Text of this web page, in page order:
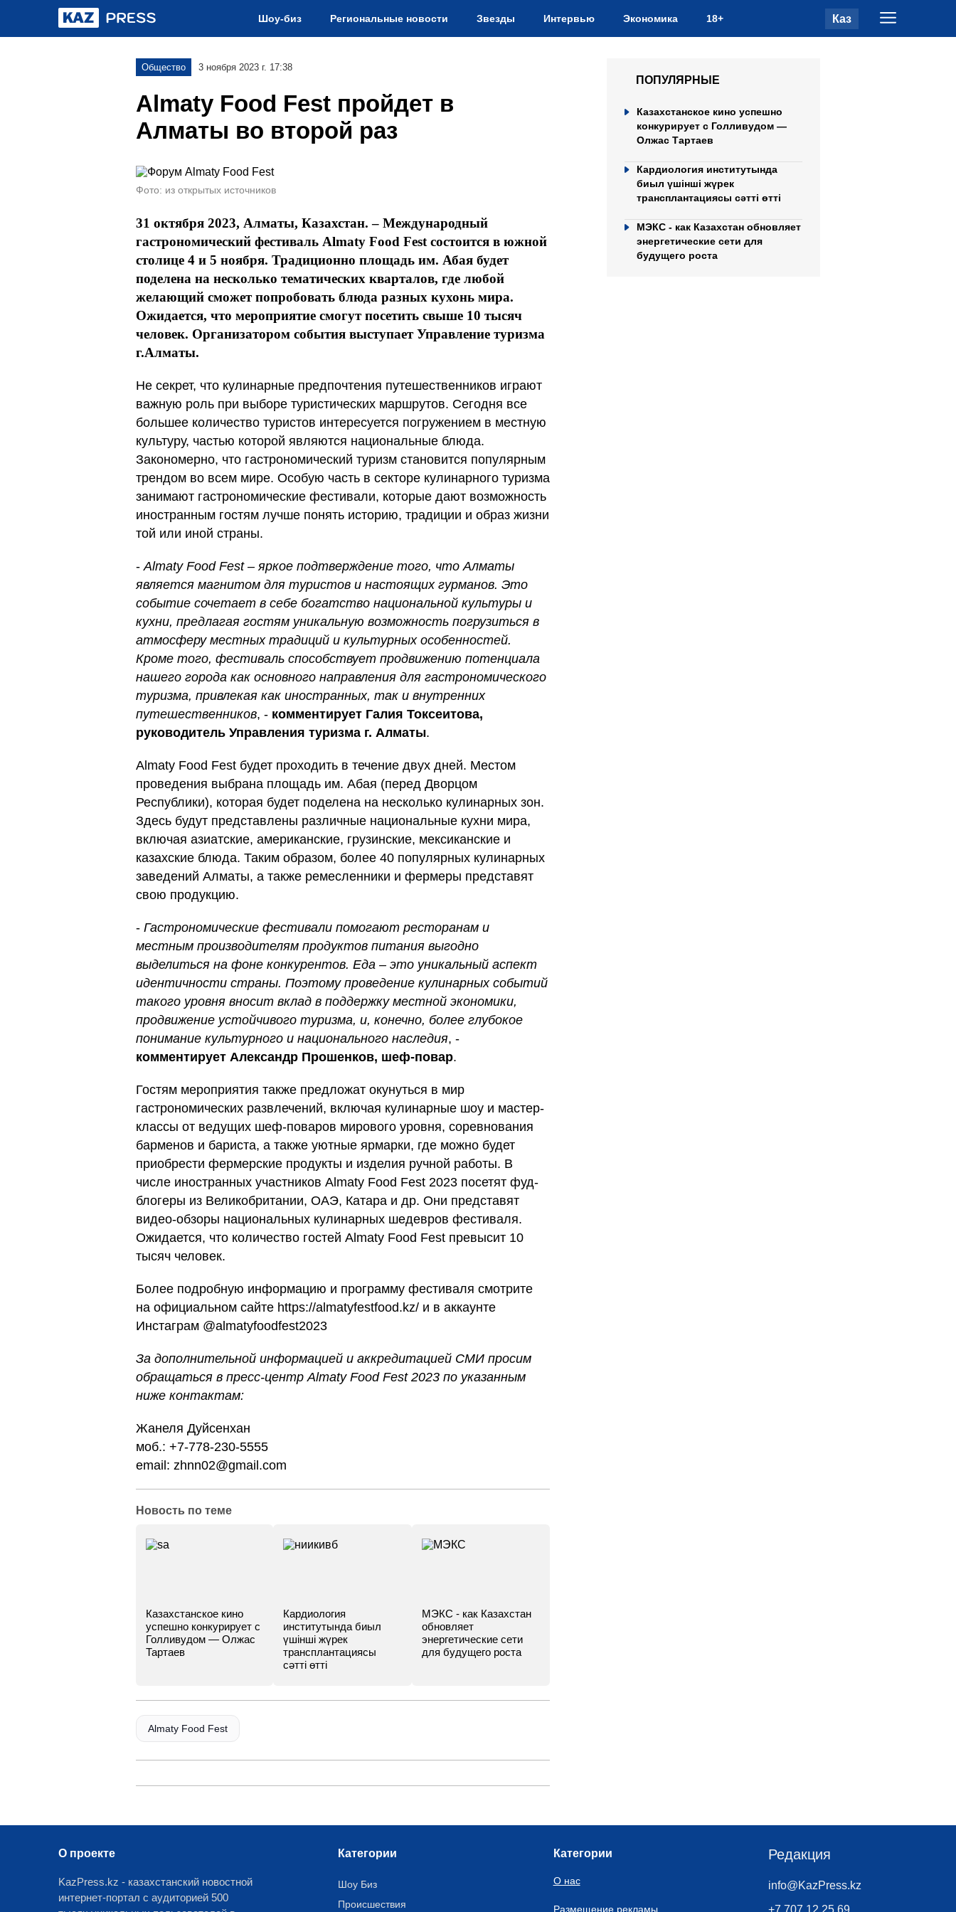
Шоу-биз Региональные новости Звезды Интервью Экономика 18+ Каз
Общество 3 ноября 2023 г. 17:38
Almaty Food Fest пройдет в
Алматы во второй раз
Фото: из открытых источников
31 октября 2023, Алматы, Казахстан. – Международный
гастрономический фестиваль Almaty Food Fest состоится в южной
столице 4 и 5 ноября. Традиционно площадь им. Абая будет
поделена на несколько тематических кварталов, где любой
желающий сможет попробовать блюда разных кухонь мира.
Ожидается, что мероприятие смогут посетить свыше 10 тысяч
человек. Организатором события выступает Управление туризма
г.Алматы.
Не секрет, что кулинарные предпочтения путешественников играют
важную роль при выборе туристических маршрутов. Сегодня все
большее количество туристов интересуется погружением в местную
культуру, частью которой являются национальные блюда.
Закономерно, что гастрономический туризм становится популярным
трендом во всем мире. Особую часть в секторе кулинарного туризма
занимают гастрономические фестивали, которые дают возможность
иностранным гостям лучше понять историю, традиции и образ жизни
той или иной страны.
-Almaty Food Fest – яркое подтверждение того, что Алматы
является магнитом для туристов и настоящих гурманов. Это
событие сочетает в себе богатство национальной культуры и
кухни, предлагая гостям уникальную возможность погрузиться в
атмосферу местных традиций и культурных особенностей.
Кроме того, фестиваль способствует продвижению потенциала
нашего города как основного направления для гастрономического
туризма, привлекая как иностранных, так и внутренних
путешественников, - комментирует Галия Токсеитова,
руководитель Управления туризма г. Алматы.
Almaty Food Fest будет проходить в течение двух дней. Местом
проведения выбрана площадь им. Абая (перед Дворцом
Республики), которая будет поделена на несколько кулинарных зон.
Здесь будут представлены различные национальные кухни мира,
включая азиатские, американские, грузинские, мексиканские и
казахские блюда. Таким образом, более 40 популярных кулинарных
заведений Алматы, а также ремесленники и фермеры представят
свою продукцию.
- Гастрономические фестивали помогают ресторанам и
местным производителям продуктов питания выгодно
выделиться на фоне конкурентов. Еда – это уникальный аспект
идентичности страны. Поэтому проведение кулинарных событий
такого уровня вносит вклад в поддержку местной экономики,
продвижение устойчивого туризма, и, конечно, более глубокое
понимание культурного и национального наследия, -
комментирует Александр Прошенков, шеф-повар.
Гостям мероприятия также предложат окунуться в мир
гастрономических развлечений, включая кулинарные шоу и мастер-
классы от ведущих шеф-поваров мирового уровня, соревнования
барменов и бариста, а также уютные ярмарки, где можно будет
приобрести фермерские продукты и изделия ручной работы. В
числе иностранных участников Almaty Food Fest 2023 посетят фуд-
блогеры из Великобритании, ОАЭ, Катара и др. Они представят
видео-обзоры национальных кулинарных шедевров фестиваля.
Ожидается, что количество гостей Almaty Food Fest превысит 10
тысяч человек.
Более подробную информацию и программу фестиваля смотрите
на официальном сайте https://almatyfestfood.kz/ и в аккаунте
Инстаграм @almatyfoodfest2023
За дополнительной информацией и аккредитацией СМИ просим
обращаться в пресс-центр Almaty Food Fest 2023 по указанным
ниже контактам:
Жанеля Дуйсенхан
моб.: +7-778-230-5555
email: zhnn02@gmail.com
Новость по теме
Казахстанское кино
успешно конкурирует с
Голливудом — Олжас
Тартаев
Кардиология
институтында биыл
үшінші жүрек
трансплантациясы
сәтті өтті
МЭКС - как Казахстан
обновляет
энергетические сети
для будущего роста
Almaty Food Fest
ПОПУЛЯРНЫЕ
Казахстанское кино успешно
конкурирует с Голливудом —
Олжас Тартаев
Кардиология институтында
биыл үшінші жүрек
трансплантациясы сәтті өтті
МЭКС - как Казахстан обновляет
энергетические сети для
будущего роста
О проекте
KazPress.kz - казахстанский новостной
интернет-портал с аудиторией 500
Категории
Шоу Биз
Происшествия
Категории
О нас
Размещение рекламы
Редакция
info@KazPress.kz
+7 707 12 25 69